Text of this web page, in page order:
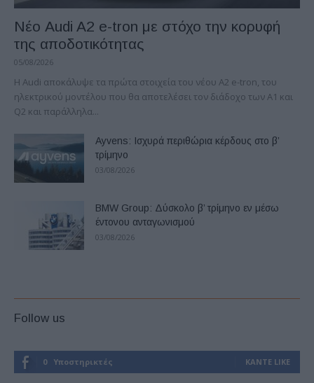
Νέο Audi A2 e-tron με στόχο την κορυφή
της αποδοτικότητας
05/08/2026
Η Audi αποκάλυψε τα πρώτα στοιχεία του νέου A2 e-tron, του
ηλεκτρικού μοντέλου που θα αποτελέσει τον διάδοχο των A1 και
Q2 και παράλληλα...
Ayvens: Iσχυρά περιθώρια κέρδους στο β’
τρίμηνο
03/08/2026
BMW Group: Δύσκολο β’ τρίμηνο εν μέσω
έντονου ανταγωνισμού
03/08/2026
Follow us
0 Υποστηρικτές ΚΆΝΤΕ LIKE